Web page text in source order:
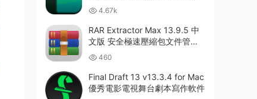
4.67k
RAR Extractor Max 13.9.5 中
文版 安全極速壓縮包文件管理
器 460
Final Draft 13 v13.3.4 for Mac
優秀電影電視舞台劇本寫作軟件